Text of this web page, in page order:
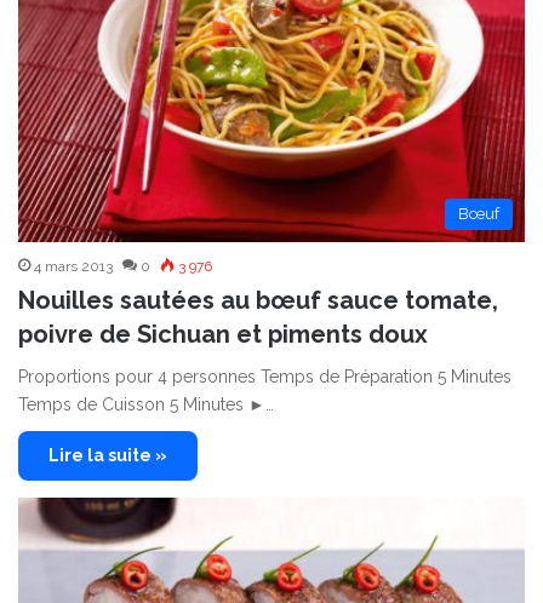
Bœuf
4 mars 2013 0 3 976
Nouilles sautées au bœuf sauce tomate,
poivre de Sichuan et piments doux
Proportions pour 4 personnes Temps de Préparation 5 Minutes
Temps de Cuisson 5 Minutes ►…
Lire la suite »